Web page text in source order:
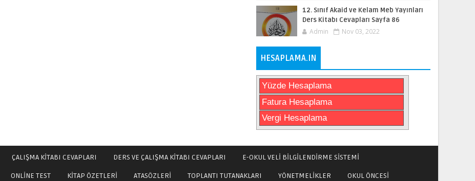
12. Sınıf Akaid ve Kelam Meb Yayınları
Ders Kitabı Cevapları Sayfa 86
Admin Nov 03, 2022
HESAPLAMA.IN
Yüzde Hesaplama
Fatura Hesaplama
Vergi Hesaplama
ÇALIŞMA KİTABI CEVAPLARI DERS VE ÇALIŞMA KİTABI CEVAPLARI E-OKUL VELİ BİLGİLENDİRME SİSTEMİ
ONLİNE TEST KİTAP ÖZETLERİ ATASÖZLERİ TOPLANTI TUTANAKLARI YÖNETMELİKLER OKUL ÖNCESİ